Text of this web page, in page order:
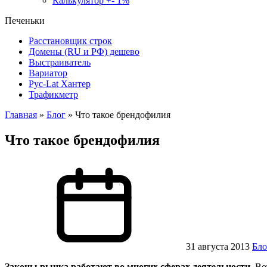
Печеньки
Расстановщик строк
Домены (RU и РФ) дешево
Выстраиватель
Вариатор
Рус-Lat Хантер
Трафикметр
Главная » Блог » Что такое брендофилия
Что такое брендофилия
31 августа 2013